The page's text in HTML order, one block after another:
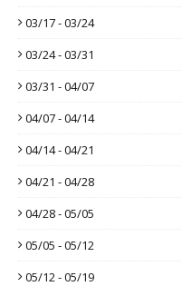
03/17 - 03/24
03/24 - 03/31
03/31 - 04/07
04/07 - 04/14
04/14 - 04/21
04/21 - 04/28
04/28 - 05/05
05/05 - 05/12
05/12 - 05/19